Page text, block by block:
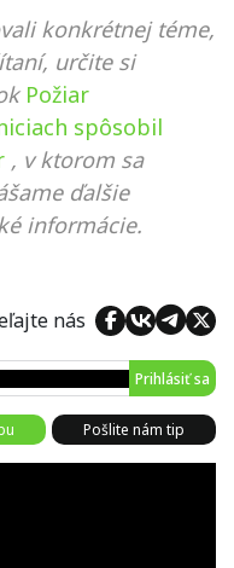
konkrétnej téme,
určite si
Požiar
spôsobil
, v ktorom sa
ďalšie
informácie.
nás
Prihlásiť sa
Pošlite nám tip